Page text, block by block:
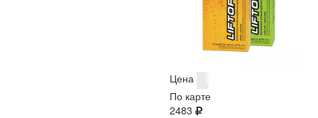
Цена
По карте
2483